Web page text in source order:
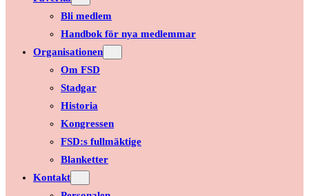
Bli medlem
Handbok för nya medlemmar
Organisationen
Om FSD
Stadgar
Historia
Kongressen
FSD:s fullmäktige
Blanketter
Kontakt